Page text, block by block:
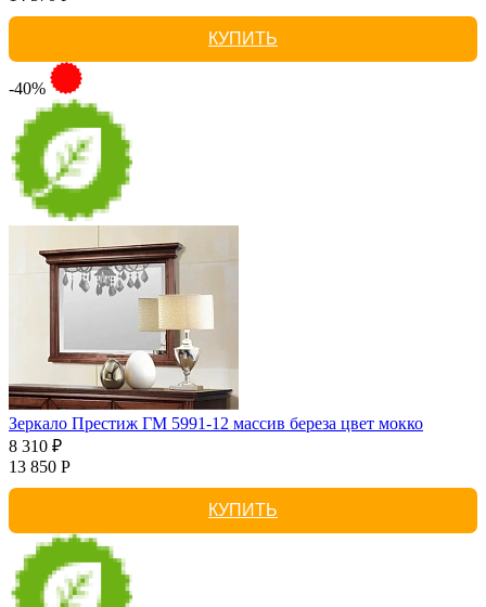
КУПИТЬ
-40%
Зеркало Престиж ГМ 5991-12 массив береза цвет мокко
8 310 ₽
13 850 Р
КУПИТЬ